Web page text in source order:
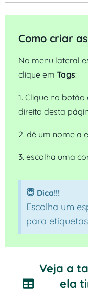
Como criar
No menu lateral
clique em Tags:
1. Clique no botão
direito desta
2. dê um nome a
3. escolha uma
😇 Dica!!!
Escolha um
para
Veja a
ela